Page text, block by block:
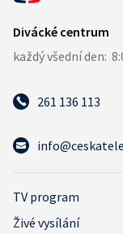
261 136 113
TV program
Živé vysílání